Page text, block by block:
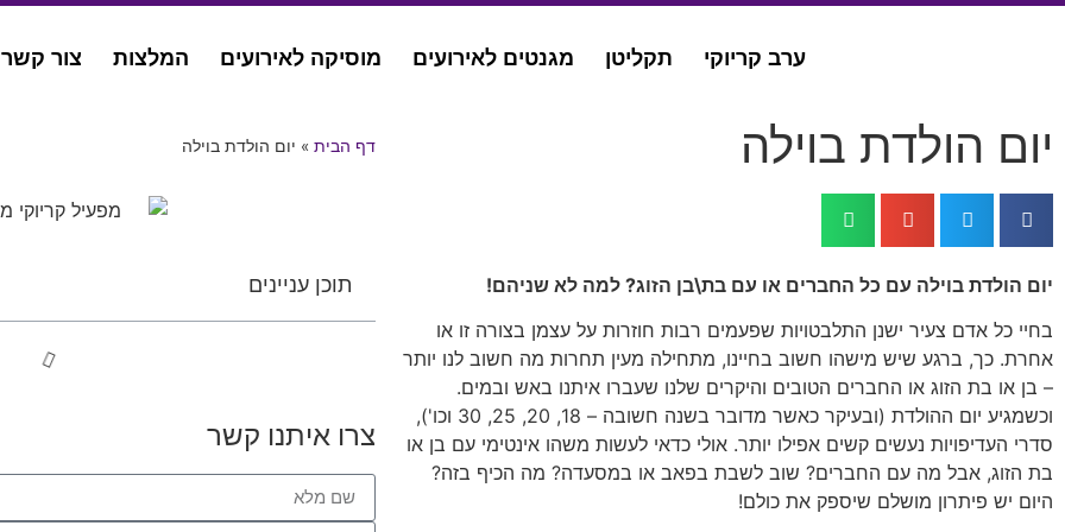
ערב קריוקי תקליטן מגנטים לאירועים מוסיקה לאירועים המלצות צור קשר
יום הולדת בוילה דף הבית » יום הולדת בוילה
יום הולדת בוילה עם כל החברים או עם בת\בן הזוג? למה לא שניהם!
בחיי כל אדם צעיר ישנן התלבטויות שפעמים רבות חוזרות על עצמן בצורה זו או
אחרת. כך, ברגע שיש מישהו חשוב בחיינו, מתחילה מעין תחרות מה חשוב לנו יותר
– בן או בת הזוג או החברים הטובים והיקרים שלנו שעברו איתנו באש ובמים.
וכשמגיע יום ההולדת (ובעיקר כאשר מדובר בשנה חשובה – 18, 20, 25, 30 וכו'),
סדרי העדיפויות נעשים קשים אפילו יותר. אולי כדאי לעשות משהו אינטימי עם בן או
בת הזוג, אבל מה עם החברים? שוב לשבת בפאב או במסעדה? מה הכיף בזה?
היום יש פיתרון מושלם שיספק את כולם!
תוכן עניינים
צרו איתנו קשר